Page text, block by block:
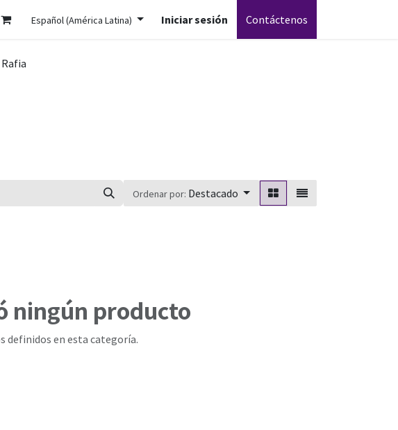
Español (América Latina) Iniciar sesión Contáctenos
Rafia
Ordenar por: Destacado
ningún producto
definidos en esta categoría.